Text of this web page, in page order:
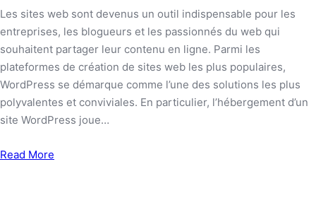
Les sites web sont devenus un outil indispensable pour les
entreprises, les blogueurs et les passionnés du web qui
souhaitent partager leur contenu en ligne. Parmi les
plateformes de création de sites web les plus populaires,
WordPress se démarque comme l’une des solutions les plus
polyvalentes et conviviales. En particulier, l’hébergement d’un
site WordPress joue…
Read More